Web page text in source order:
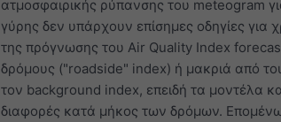
ατμοσφαιρικής ρύπανσης του meteogram
γύρης δεν υπάρχουν επίσημες οδηγίες
της πρόγνωσης του Air Quality Index
δρόμους ("roadside" index) ή μακριά από
τον background index, επειδή τα μοντέλα
διαφορές κατά μήκος των δρόμων.